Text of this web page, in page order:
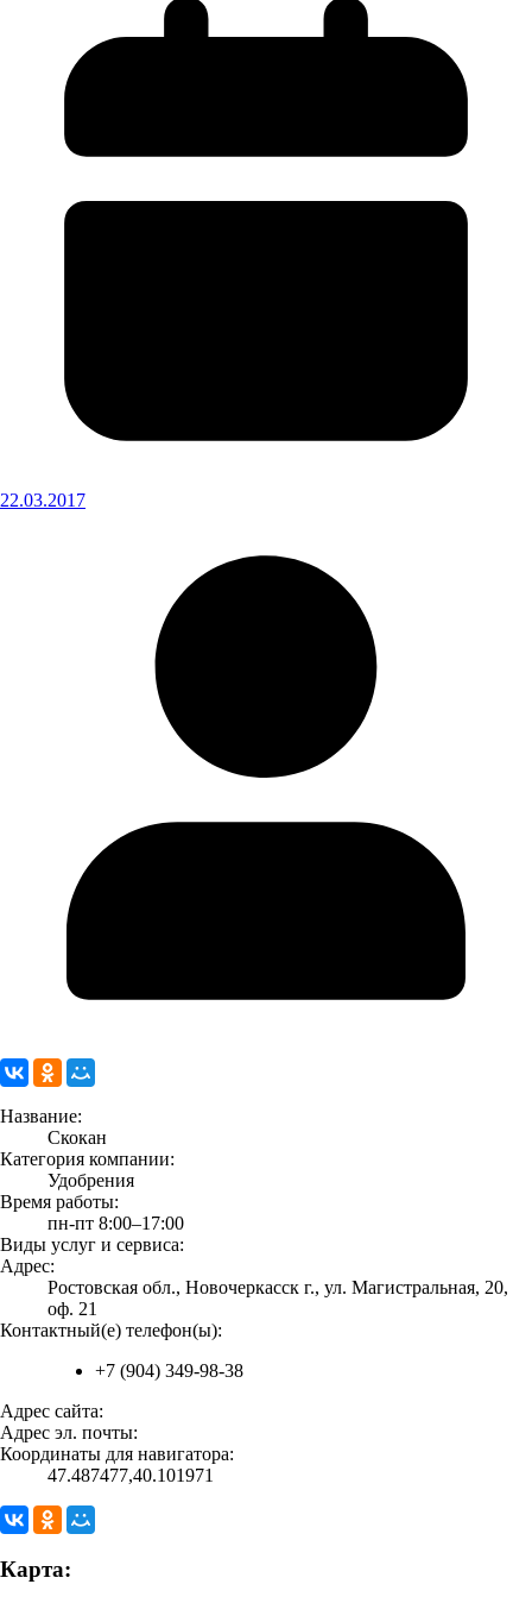
22.03.2017
Название:
Скокан
Категория компании:
Удобрения
Время работы:
пн-пт 8:00–17:00
Виды услуг и сервиса:
Адрес:
Ростовская обл., Новочеркасск г., ул. Магистральная, 20,
оф. 21
Контактный(е) телефон(ы):
+7 (904) 349-98-38
Адрес сайта:
Адрес эл. почты:
Координаты для навигатора:
47.487477,40.101971
Карта: